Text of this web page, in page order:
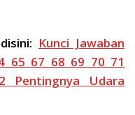
Kunci Jawaban
65 67 68 69 70 71
Pentingnya Udara